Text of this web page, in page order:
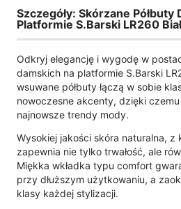
Szczegóły: Skórzane Półbuty
Platformie S.Barski LR260
Odkryj elegancję i wygodę w
damskich na platformie S.Barski
wsuwane półbuty łączą w sobie
nowoczesne akcenty, dzięki
najnowsze trendy mody.
Wysokiej jakości skóra naturalna, z
zapewnia nie tylko trwałość, ale
Miękka wkładka typu comfort
przy dłuższym użytkowaniu, a
klasy każdej stylizacji.